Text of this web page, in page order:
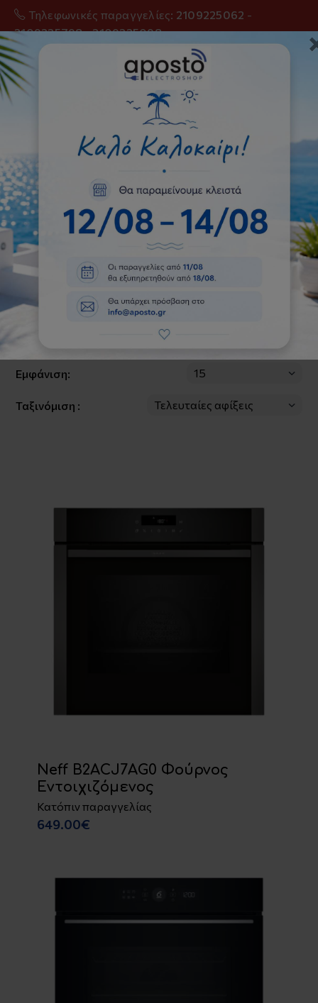
Τηλεφωνικές παραγγελίες: 2109225062 -
2109225798-2109225098
Εντοιχιζόμενοι Φούρνοι
Αρχική
Κουζίνες-Φούρνοι
Εντοιχιζόμενοι Φούρνοι
Φίλτρα
Εμφάνιση:
Ταξινόμιση :
Neff B2ACJ7AG0 Φούρνος
Εντοιχιζόμενος
Κατόπιν παραγγελίας
649.00€